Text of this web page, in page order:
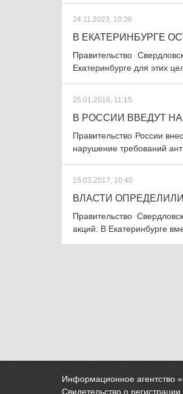
24.11.2023, 10:36
В ЕКАТЕРИНБУРГЕ
Правительство
Екатеринбурге для этих
25.01.2018, 11:15
В РОССИИ ВВЕДУТ
Правительство России
нарушение требований
15.03.2017, 10:40
ВЛАСТИ
Правительство
акций. В Екатеринбурге
Информационное агентство
Свидетельство о